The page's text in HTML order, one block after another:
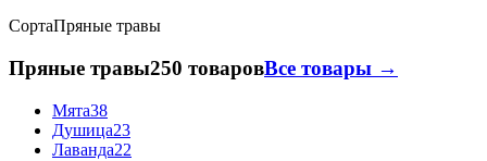
СортаПряные травы
Пряные травы250 товаровВсе товары →
Мята38
Душица23
Лаванда22